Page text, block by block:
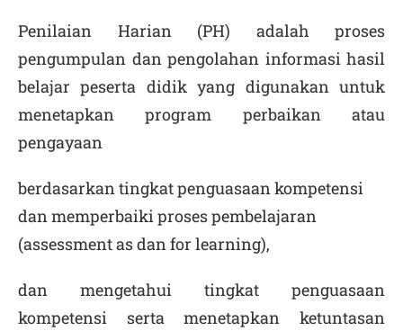
Penilaian Harian (PH) adalah proses
pengumpulan dan pengolahan informasi hasil
belajar peserta didik yang digunakan untuk
menetapkan program perbaikan atau
pengayaan
berdasarkan tingkat penguasaan kompetensi
dan memperbaiki proses pembelajaran
(assessment asdanfor learning),
dan mengetahui tingkat penguasaan
kompetensi serta menetapkan ketuntasan